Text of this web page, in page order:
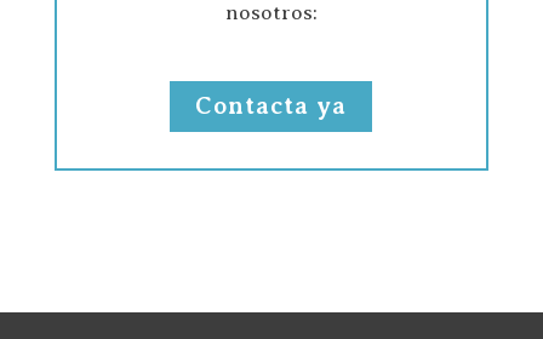
nosotros:
Contacta ya